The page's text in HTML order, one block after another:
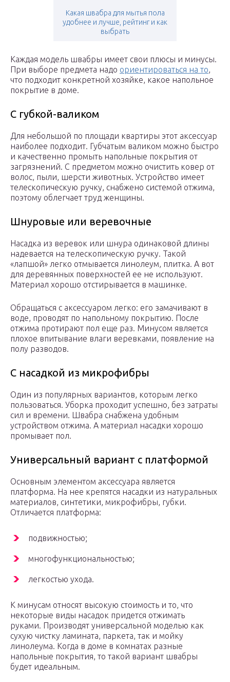
Какая швабра для мытья пола
удобнее и лучше, рейтинг и как
выбрать
Каждая модель швабры имеет свои плюсы и минусы.
При выборе предмета надо ориентироваться на то,
что подходит конкретной хозяйке, какое напольное
покрытие в доме.
С губкой-валиком
Для небольшой по площади квартиры этот аксессуар
наиболее подходит. Губчатым валиком можно быстро
и качественно промыть напольные покрытия от
загрязнений. С предметом можно очистить ковер от
волос, пыли, шерсти животных. Устройство имеет
телескопическую ручку, снабжено системой отжима,
поэтому облегчает труд женщины.
Шнуровые или веревочные
Насадка из веревок или шнура одинаковой длины
надевается на телескопическую ручку. Такой
«лапшой» легко отмывается линолеум, плитка. А вот
для деревянных поверхностей ее не используют.
Материал хорошо отстирывается в машинке.
Обращаться с аксессуаром легко: его замачивают в
воде, проводят по напольному покрытию. После
отжима протирают пол еще раз. Минусом является
плохое впитывание влаги веревками, появление на
полу разводов.
С насадкой из микрофибры
Один из популярных вариантов, которым легко
пользоваться. Уборка проходит успешно, без затраты
сил и времени. Швабра снабжена удобным
устройством отжима. А материал насадки хорошо
промывает пол.
Универсальный вариант с платформой
Основным элементом аксессуара является
платформа. На нее крепятся насадки из натуральных
материалов, синтетики, микрофибры, губки.
Отличается платформа:
подвижностью;
многофункциональностью;
легкостью ухода.
К минусам относят высокую стоимость и то, что
некоторые виды насадок придется отжимать
руками. Производят универсальной моделью как
сухую чистку ламината, паркета, так и мойку
линолеума. Когда в доме в комнатах разные
напольные покрытия, то такой вариант швабры
будет идеальным.